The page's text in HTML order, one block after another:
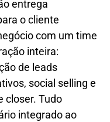
entrega
o cliente
com um time
inteira:
de leads
social selling e
closer. Tudo
integrado ao